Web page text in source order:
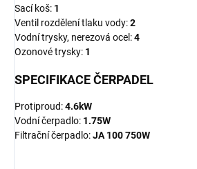
Sací koš: 1
Ventil rozdělení tlaku vody:2
Vodní trysky, nerezová ocel:4
Ozonové trysky: 1
SPECIFIKACE ČERPADEL
Protiproud:4.6kW
Vodní čerpadlo: 1.75W
Filtrační čerpadlo:JA 100 750W